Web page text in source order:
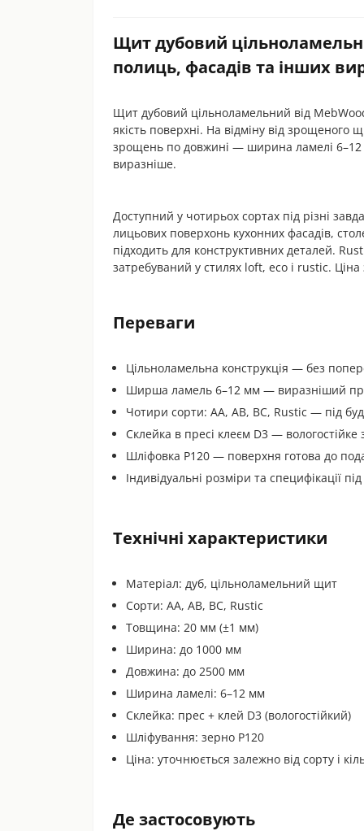
Щит дубовий
полиць, фасадів та інших
Щит дубовий цільноламельний від
якість поверхні. На відміну від
зрощень по довжині — ширина ламелі 6–12
виразніше.
Доступний у чотирьох сортах під різні
лицьових поверхонь кухонних фасадів,
підходить для конструктивних деталей.
затребуваний у стилях loft, eco і rustic.
Переваги
Цільноламельна конструкція — без
Ширша ламель 6–12 мм — виразніший
Чотири сорти: AA, AB, BC, Rustic — під
Склейка в пресі клеєм D3 — вологостійке
Шліфовка P120 — поверхня готова до
Індивідуальні розміри та специфікації
Технічні характеристики
Матеріал: дуб, цільноламельний щит
Сорти: AA, AB, BC, Rustic
Товщина: 20 мм (±1 мм)
Ширина: до 1000 мм
Довжина: до 2500 мм
Ширина ламелі: 6–12 мм
Склейка: прес + клей D3 (вологостійкий)
Шліфування: зерно P120
Ціна: уточнюється залежно від сорту і
Де застосовують